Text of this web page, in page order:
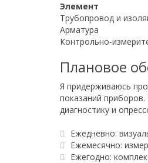
Элемент
Трубопровод и
Арматура
Контрольно-
Плановое
Я придерживаюсь
показаний
диагностику и
Ежедневно:
Ежемесячно:
Ежегодно: